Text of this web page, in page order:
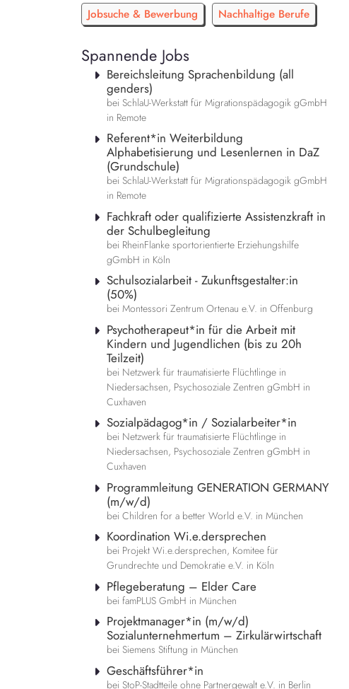
Jobsuche & Bewerbung Nachhaltige Berufe
Spannende Jobs
Bereichsleitung Sprachenbildung (all
genders)
bei SchlaU-Werkstatt für Migrationspädagogik gGmbH
in Remote
Referent*in Weiterbildung
Alphabetisierung und Lesenlernen in DaZ
(Grundschule)
bei SchlaU-Werkstatt für Migrationspädagogik gGmbH
in Remote
Fachkraft oder qualifizierte Assistenzkraft in
der Schulbegleitung
bei RheinFlanke sportorientierte Erziehungshilfe
gGmbH in Köln
Schulsozialarbeit - Zukunftsgestalter:in
(50%)
bei Montessori Zentrum Ortenau e.V. in Offenburg
Psychotherapeut*in für die Arbeit mit
Kindern und Jugendlichen (bis zu 20h
Teilzeit)
bei Netzwerk für traumatisierte Flüchtlinge in
Niedersachsen, Psychosoziale Zentren gGmbH in
Cuxhaven
Sozialpädagog*in / Sozialarbeiter*in
bei Netzwerk für traumatisierte Flüchtlinge in
Niedersachsen, Psychosoziale Zentren gGmbH in
Cuxhaven
Programmleitung GENERATION GERMANY
(m/w/d)
bei Children for a better World e.V. in München
Koordination Wi.e.dersprechen
bei Projekt Wi.e.dersprechen, Komitee für
Grundrechte und Demokratie e.V. in Köln
Pflegeberatung – Elder Care
bei famPLUS GmbH in München
Projektmanager*in (m/w/d)
Sozialunternehmertum – Zirkulärwirtschaft
bei Siemens Stiftung in München
Geschäftsführer*in
bei StoP-Stadtteile ohne Partnergewalt e.V. in Berlin